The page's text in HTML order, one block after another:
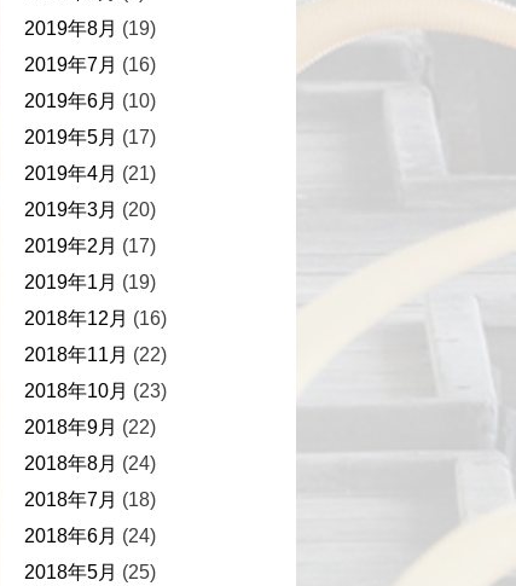
2019年8月 (19)
2019年7月 (16)
2019年6月 (10)
2019年5月 (17)
2019年4月 (21)
2019年3月 (20)
2019年2月 (17)
2019年1月 (19)
2018年12月 (16)
2018年11月 (22)
2018年10月 (23)
2018年9月 (22)
2018年8月 (24)
2018年7月 (18)
2018年6月 (24)
2018年5月 (25)